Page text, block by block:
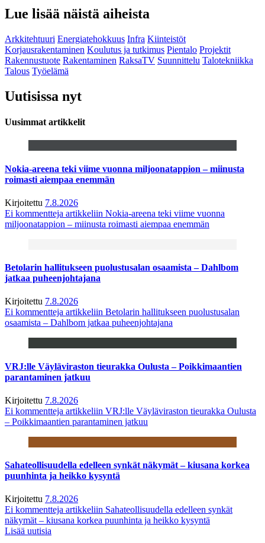
Lue lisää näistä aiheista
Arkkitehtuuri Energiatehokkuus Infra Kiinteistöt
Korjausrakentaminen Koulutus ja tutkimus Pientalo Projektit
Rakennustuote Rakentaminen RaksaTV Suunnittelu Talotekniikka
Talous Työelämä
Uutisissa nyt
Uusimmat artikkelit
Nokia-areena teki viime vuonna miljoonatappion – miinusta
roimasti aiempaa enemmän
Kirjoitettu 7.8.2026
Ei kommentteja artikkeliin Nokia-areena teki viime vuonna
miljoonatappion – miinusta roimasti aiempaa enemmän
Betolarin hallitukseen puolustusalan osaamista – Dahlbom
jatkaa puheenjohtajana
Kirjoitettu 7.8.2026
Ei kommentteja artikkeliin Betolarin hallitukseen puolustusalan
osaamista – Dahlbom jatkaa puheenjohtajana
VRJ:lle Väyläviraston tieurakka Oulusta – Poikkimaantien
parantaminen jatkuu
Kirjoitettu 7.8.2026
Ei kommentteja artikkeliin VRJ:lle Väyläviraston tieurakka Oulusta
– Poikkimaantien parantaminen jatkuu
Sahateollisuudella edelleen synkät näkymät – kiusana korkea
puunhinta ja heikko kysyntä
Kirjoitettu 7.8.2026
Ei kommentteja artikkeliin Sahateollisuudella edelleen synkät
näkymät – kiusana korkea puunhinta ja heikko kysyntä
Lisää uutisia